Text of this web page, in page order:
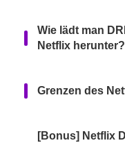
Wie lädt man
Netflix herunter?
Grenzen des
[Bonus] Netflix